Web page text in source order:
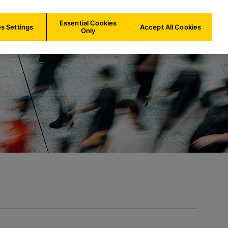
ES/ES
Settings
Essential Cookies
Only
Accept All Cookies